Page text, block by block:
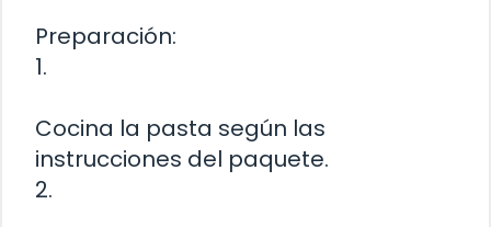
Preparación:
1.
Cocina la pasta según las
instrucciones del paquete.
2.